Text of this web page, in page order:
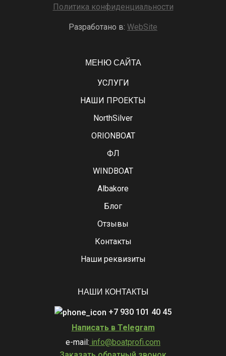
Политика конфиденциальности
Разработано в: WebSite
МЕНЮ САЙТА
УСЛУГИ
НАШИ ПРОЕКТЫ
NorthSilver
ORIONBOAT
ФЛ
WINDBOAT
Albakore
Блог
Отзывы
Контакты
Наши реквизиты
НАШИ КОНТАКТЫ
+7 930 101 40 45
Написать в Telegram
e-mail: info@boatprofi.com